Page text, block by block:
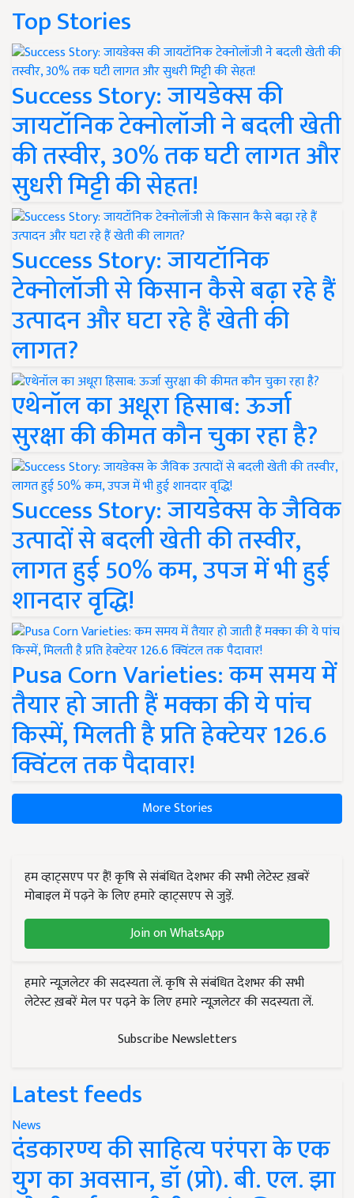
Top Stories
Success Story: जायडेक्स की
जायटॉनिक टेक्नोलॉजी ने बदली खेती
की तस्वीर, 30% तक घटी लागत और
सुधरी मिट्टी की सेहत!
Success Story: जायटॉनिक
टेक्नोलॉजी से किसान कैसे बढ़ा रहे हैं
उत्पादन और घटा रहे हैं खेती की
लागत?
एथेनॉल का अधूरा हिसाब: ऊर्जा
सुरक्षा की कीमत कौन चुका रहा है?
Success Story: जायडेक्स के जैविक
उत्पादों से बदली खेती की तस्वीर,
लागत हुई 50% कम, उपज में भी हुई
शानदार वृद्धि!
Pusa Corn Varieties: कम समय में
तैयार हो जाती हैं मक्का की ये पांच
किस्में, मिलती है प्रति हेक्टेयर 126.6
क्विंटल तक पैदावार!
More Stories
हम व्हाट्सएप पर हैं! कृषि से संबंधित देशभर की सभी लेटेस्ट ख़बरें
मोबाइल में पढ़ने के लिए हमारे व्हाट्सएप से जुड़ें.
Join on WhatsApp
हमारे न्यूज़लेटर की सदस्यता लें. कृषि से संबंधित देशभर की सभी
लेटेस्ट ख़बरें मेल पर पढ़ने के लिए हमारे न्यूज़लेटर की सदस्यता लें.
Subscribe Newsletters
Latest feeds
News
दंडकारण्य की साहित्य परंपरा के एक
युग का अवसान, डॉ (प्रो). बी. एल. झा